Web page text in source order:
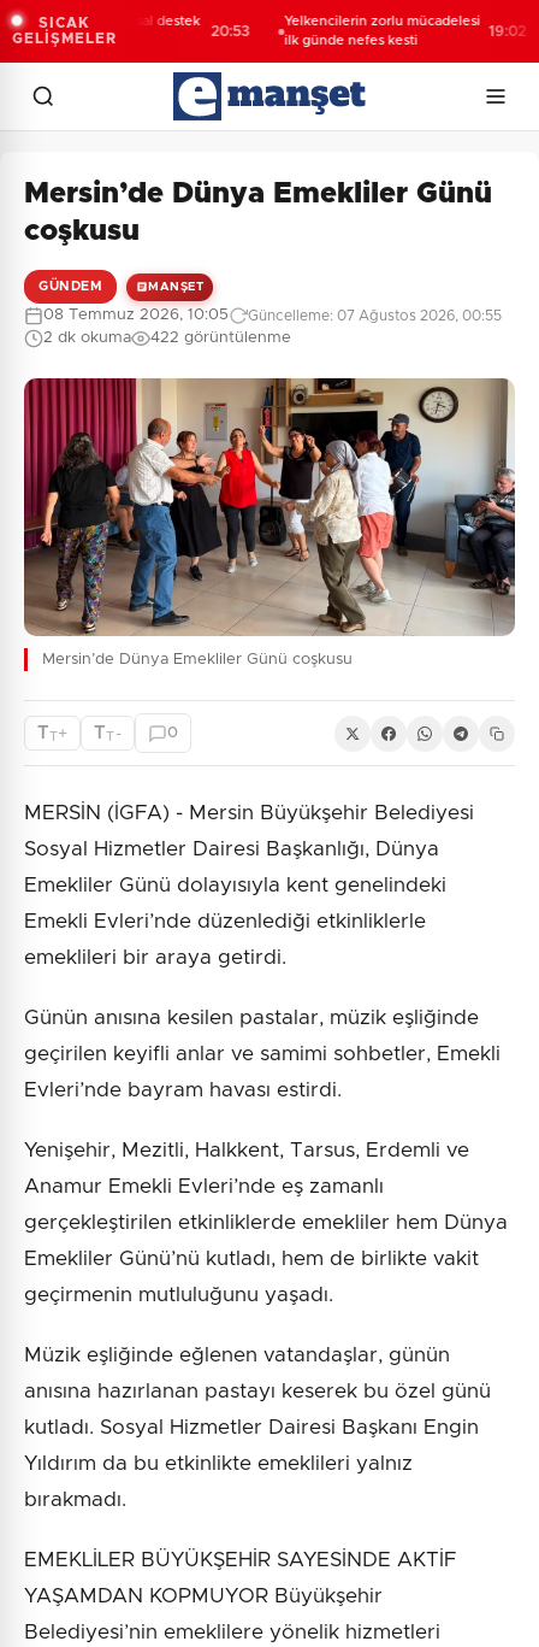
SICAK
GELİŞMELER
milyon TL tarımsal destek
20:53
Yelkencilerin zorlu mücadelesi
ilk günde nefes kesti
19:02
Mersin’de Dünya Emekliler Günü
coşkusu
GÜNDEM MANŞET
08 Temmuz 2026, 10:05 Güncelleme: 07 Ağustos 2026, 00:55
2 dk okuma 422 görüntülenme
Mersin’de Dünya Emekliler Günü coşkusu
TT+ TT - 0
MERSİN (İGFA) - Mersin Büyükşehir Belediyesi
Sosyal Hizmetler Dairesi Başkanlığı, Dünya
Emekliler Günü dolayısıyla kent genelindeki
Emekli Evleri’nde düzenlediği etkinliklerle
emeklileri bir araya getirdi.
Günün anısına kesilen pastalar, müzik eşliğinde
geçirilen keyifli anlar ve samimi sohbetler, Emekli
Evleri’nde bayram havası estirdi.
Yenişehir, Mezitli, Halkkent, Tarsus, Erdemli ve
Anamur Emekli Evleri’nde eş zamanlı
gerçekleştirilen etkinliklerde emekliler hem Dünya
Emekliler Günü’nü kutladı, hem de birlikte vakit
geçirmenin mutluluğunu yaşadı.
Müzik eşliğinde eğlenen vatandaşlar, günün
anısına hazırlanan pastayı keserek bu özel günü
kutladı. Sosyal Hizmetler Dairesi Başkanı Engin
Yıldırım da bu etkinlikte emeklileri yalnız
bırakmadı.
EMEKLİLER BÜYÜKŞEHİR SAYESİNDE AKTİF
YAŞAMDAN KOPMUYOR Büyükşehir
Belediyesi’nin emeklilere yönelik hizmetleri